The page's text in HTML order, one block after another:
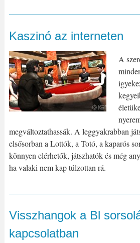
Kaszinó az interneten
A
megváltoztathassák. A leggyakrabban
elsősorban a Lottók, a Totó, a kaparós
könnyen elérhetők, játszhatók és még
ha valaki nem kap túlzottan rá.
Visszhangok a Bl
kapcsolatban